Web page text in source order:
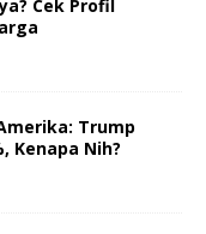
Cek Profil
Trump
Kenapa Nih?